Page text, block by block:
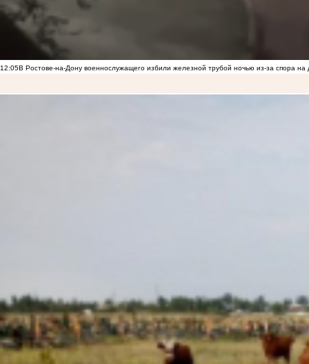
12:05В Ростове-на-Дону военнослужащего избили железной трубой ночью из-за спора на